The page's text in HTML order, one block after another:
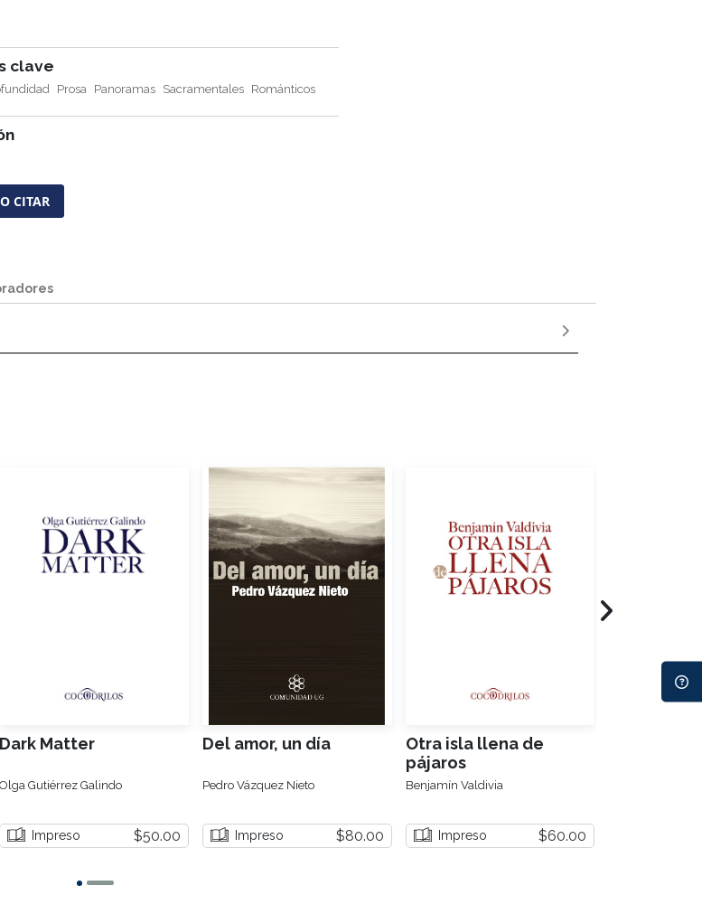
clave
Prosa Panoramas Sacramentales Románticos
CITAR
Dark Matter
Olga Gutiérrez Galindo
Impreso $50.00
Del amor, un día
Pedro Vázquez Nieto
Impreso $80.00
Otra isla llena de
pájaros
Benjamín Valdivia
Impreso $60.00